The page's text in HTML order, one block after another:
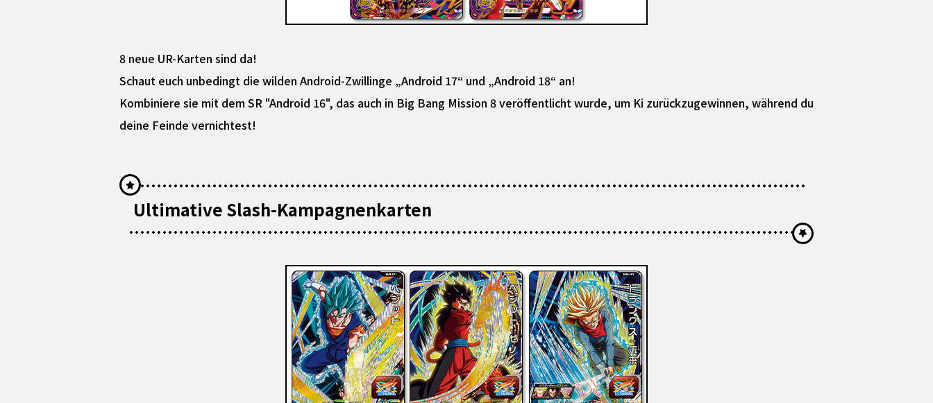
8 neue UR-Karten sind da!
Schaut euch unbedingt die wilden Android-Zwillinge „Android 17“ und „Android 18“ an!
Kombiniere sie mit dem SR "Android 16", das auch in Big Bang Mission 8 veröffentlicht wurde, um Ki zurückzugewinnen, während du
deine Feinde vernichtest!
Ultimative Slash-Kampagnenkarten